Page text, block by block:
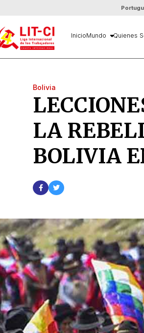
InicioMundo Quienes
Bolivia
LA
BOLIVIA